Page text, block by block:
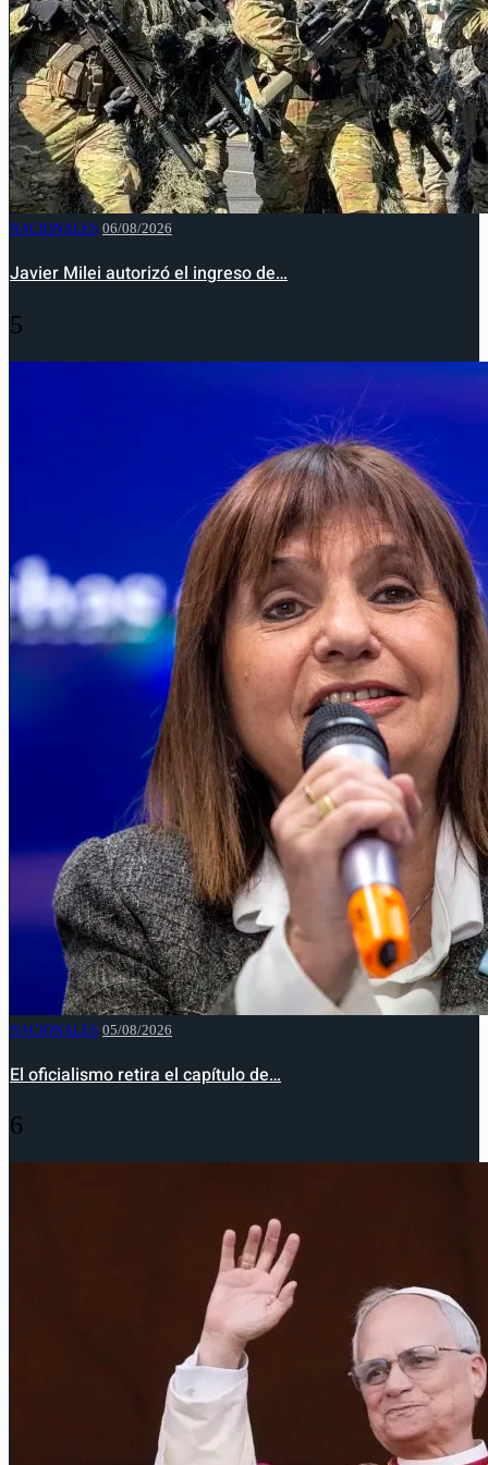
NACIONALES 06/08/2026
Javier Milei autorizó el ingreso de…
5
NACIONALES 05/08/2026
El oficialismo retira el capítulo de…
6